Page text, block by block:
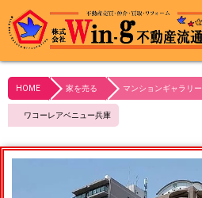
最終更新日:2024/02/29
HOME 家を売る マンションギャラリー
ワコーレアベニュー兵庫